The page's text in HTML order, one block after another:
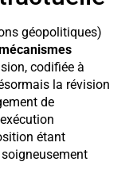
géopolitiques)
codifiée à
la révision
de
étant